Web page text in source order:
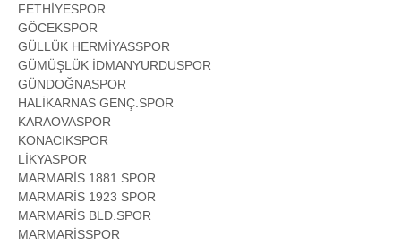
FETHİYESPOR
GÖCEKSPOR
GÜLLÜK HERMİYASSPOR
GÜMÜŞLÜK İDMANYURDUSPOR
GÜNDOĞNASPOR
HALİKARNAS GENÇ.SPOR
KARAOVASPOR
KONACIKSPOR
LİKYASPOR
MARMARİS 1881 SPOR
MARMARİS 1923 SPOR
MARMARİS BLD.SPOR
MARMARİSSPOR